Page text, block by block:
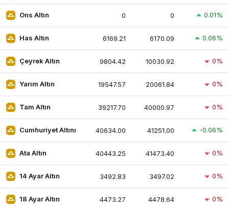
Ons Altın 0 0 0.01%
Has Altın 6169.21 6170.09 0.06%
Çeyrek Altın 9804.42 10030.92 0%
Yarım Altın 19547.57 20061.84 0%
Tam Altın 39217.70 40000.97 0%
Cumhuriyet Altını 40634.00 41251.00 -0.06%
Ata Altın 40443.25 41473.40 0%
14 Ayar Altın 3492.83 3497.02 0%
18 Ayar Altın 4473.27 4478.64 0%